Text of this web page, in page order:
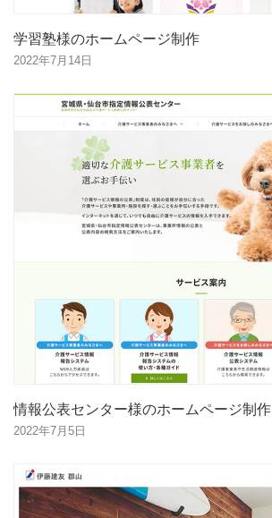
学習塾様のホームページ制作
2022年7月14日
情報公表センター様のホームページ制作
2022年7月5日